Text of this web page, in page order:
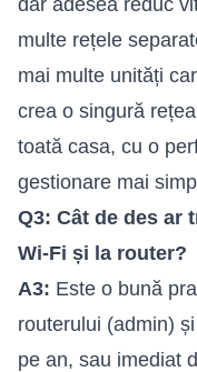
multe rețele
mai multe unități
crea o singură
toată casa, cu o
gestionare mai
Q3: Cât de des ar
Wi-Fi și la router?
A3: Este o bună
routerului (admin)
pe an, sau imediat